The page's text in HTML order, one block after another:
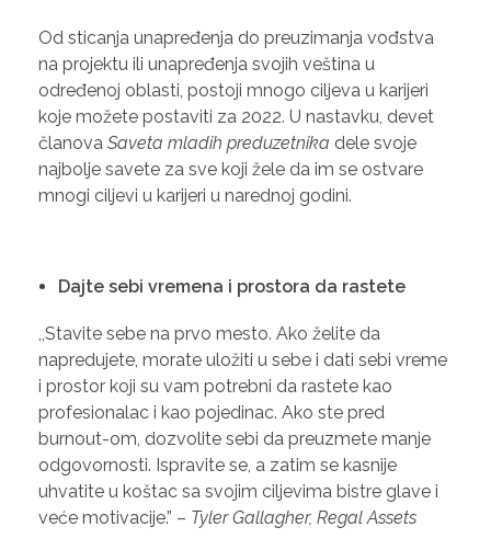
Od sticanja unapređenja do preuzimanja vođstva
na projektu ili unapređenja svojih veština u
određenoj oblasti, postoji mnogo ciljeva u karijeri
koje možete postaviti za 2022. U nastavku, devet
članova Saveta mladih preduzetnika dele svoje
najbolje savete za sve koji žele da im se ostvare
mnogi ciljevi u karijeri u narednoj godini.
Dajte sebi vremena i prostora da rastete
,,Stavite sebe na prvo mesto. Ako želite da
napredujete, morate uložiti u sebe i dati sebi vreme
i prostor koji su vam potrebni da rastete kao
profesionalac i kao pojedinac. Ako ste pred
burnout-om, dozvolite sebi da preuzmete manje
odgovornosti. Ispravite se, a zatim se kasnije
uhvatite u koštac sa svojim ciljevima bistre glave i
veće motivacije.” – Tyler Gallagher, Regal Assets